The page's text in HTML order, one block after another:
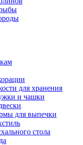
для хранения
и чашки
для выпечки
стола